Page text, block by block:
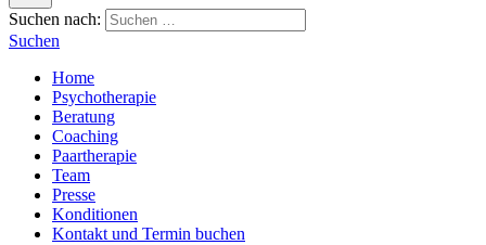
Suchen nach:
Suchen
Home
Psychotherapie
Beratung
Coaching
Paartherapie
Team
Presse
Konditionen
Kontakt und Termin buchen